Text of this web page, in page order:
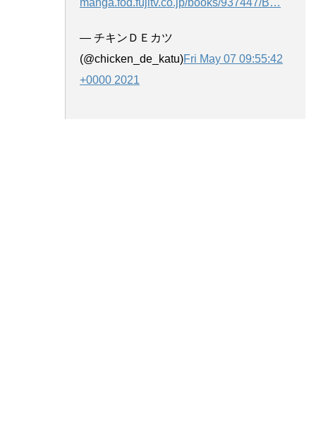
manga.fod.fujitv.co.jp/books/937447/B…
— チキンＤＥカツ
(@chicken_de_katu)Fri May 07 09:55:42
+0000 2021